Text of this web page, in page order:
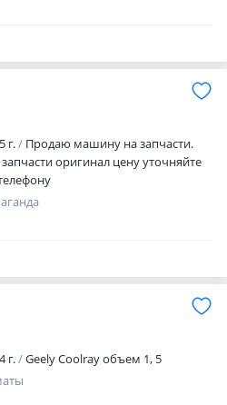
г.
Продаю машину на запчасти.
запчасти оригинал цену уточняйте
г.
Geely Coolray объем 1, 5